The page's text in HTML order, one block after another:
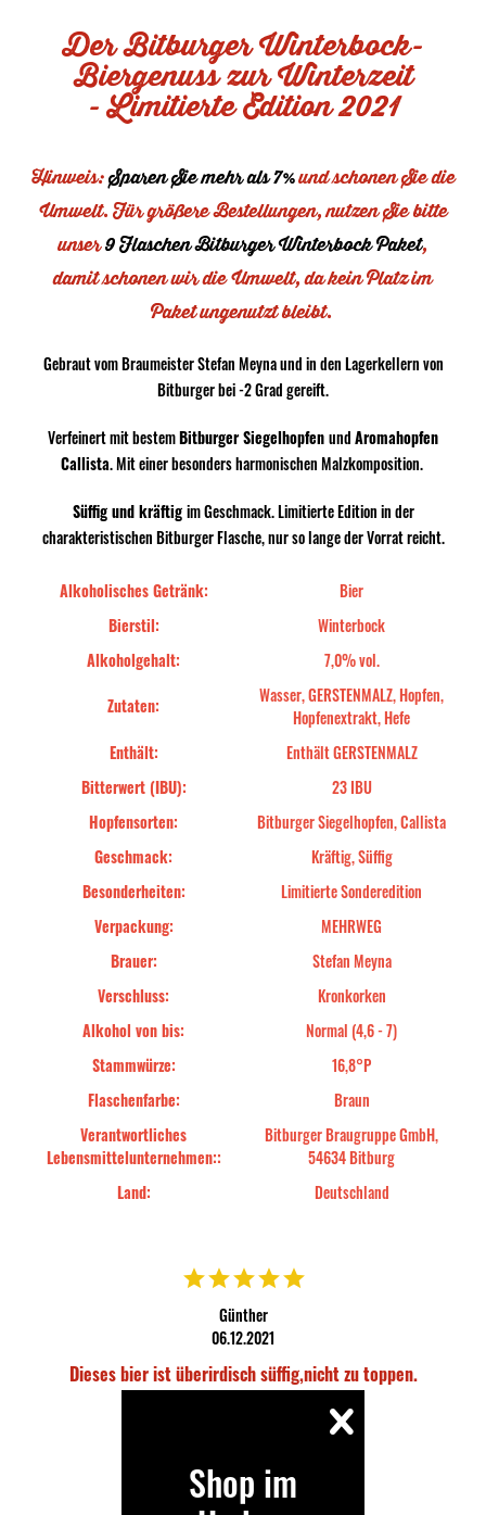
Der Bitburger Winterbock-
Biergenuss zur Winterzeit
- Limitierte Edition 2021
Hinweis:Sparen Sie mehr als 7%und schonen Sie die
Umwelt. Für größere Bestellungen,nutzenSie bitte
unser9 Flaschen Bitburger Winterbock Paket,
damitschonen wir die Umwelt, dakein Platzim
Paketungenutztbleibt.
Gebraut vom Braumeister Stefan Meyna und in den Lagerkellern von
Bitburger bei -2 Grad gereift.
Verfeinert mit bestemBitburger SiegelhopfenundAromahopfen
Callista. Mit einer besonders harmonischen Malzkomposition.
Süffig und kräftigim Geschmack. Limitierte Edition in der
charakteristischen Bitburger Flasche, nur so lange der Vorrat reicht.
Alkoholisches Getränk:
Bier
Bierstil:
Winterbock
Alkoholgehalt:
7,0% vol.
Zutaten:
Wasser, GERSTENMALZ, Hopfen,
Hopfenextrakt, Hefe
Enthält:
Enthält GERSTENMALZ
Bitterwert (IBU):
23 IBU
Hopfensorten:
Bitburger Siegelhopfen, Callista
Geschmack:
Kräftig, Süffig
Besonderheiten:
Limitierte Sonderedition
Verpackung:
MEHRWEG
Brauer:
Stefan Meyna
Verschluss:
Kronkorken
Alkohol von bis:
Normal (4,6 - 7)
Stammwürze:
16,8°P
Flaschenfarbe:
Braun
Verantwortliches
Lebensmittelunternehmen::
Bitburger Braugruppe GmbH,
54634 Bitburg
Land:
Deutschland
Günther
06.12.2021
Dieses bier ist überirdisch süffig,nicht zu toppen.
Shop im